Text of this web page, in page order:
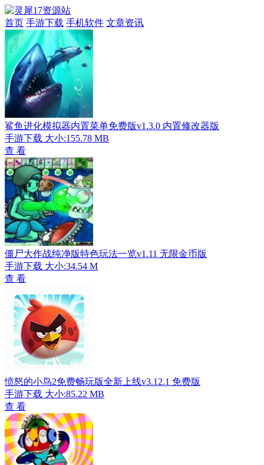
首页 手游下载 手机软件 文章资讯
鲨鱼进化模拟器内置菜单免费版v1.3.0 内置修改器版
手游下载 大小:155.78 MB
查 看
僵尸大作战纯净版特色玩法一览v1.11 无限金币版
手游下载 大小:34.54 M
查 看
愤怒的小鸟2免费畅玩版全新上线v3.12.1 免费版
手游下载 大小:85.22 MB
查 看